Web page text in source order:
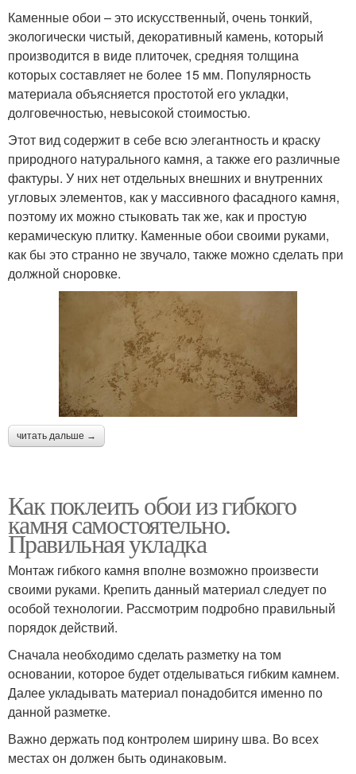
Каменные обои – это искусственный, очень тонкий,
экологически чистый, декоративный камень, который
производится в виде плиточек, средняя толщина
которых составляет не более 15 мм. Популярность
материала объясняется простотой его укладки,
долговечностью, невысокой стоимостью.
Этот вид содержит в себе всю элегантность и краску
природного натурального камня, а также его различные
фактуры. У них нет отдельных внешних и внутренних
угловых элементов, как у массивного фасадного камня,
поэтому их можно стыковать так же, как и простую
керамическую плитку. Каменные обои своими руками,
как бы это странно не звучало, также можно сделать при
должной сноровке.
читать дальше →
Как поклеить обои из гибкого
камня самостоятельно.
Правильная укладка
Монтаж гибкого камня вполне возможно произвести
своими руками. Крепить данный материал следует по
особой технологии. Рассмотрим подробно правильный
порядок действий.
Сначала необходимо сделать разметку на том
основании, которое будет отделываться гибким камнем.
Далее укладывать материал понадобится именно по
данной разметке.
Важно держать под контролем ширину шва. Во всех
местах он должен быть одинаковым.